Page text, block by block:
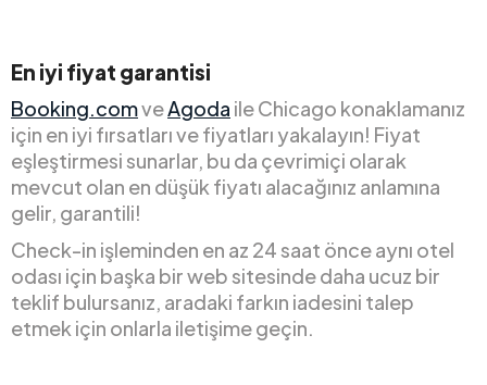
En iyi fiyat garantisi
Booking.comveAgoda ile Chicago konaklamanız
için en iyi fırsatları ve fiyatları yakalayın! Fiyat
eşleştirmesi sunarlar, bu da çevrimiçi olarak
mevcut olan en düşük fiyatı alacağınız anlamına
gelir, garantili!
Check-in işleminden en az 24 saat önce aynı otel
odası için başka bir web sitesinde daha ucuz bir
teklif bulursanız, aradaki farkın iadesini talep
etmek için onlarla iletişime geçin.